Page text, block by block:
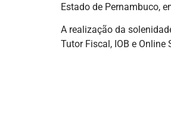
Estado de Pernambuco,
A realização da
Tutor Fiscal, IOB e Online